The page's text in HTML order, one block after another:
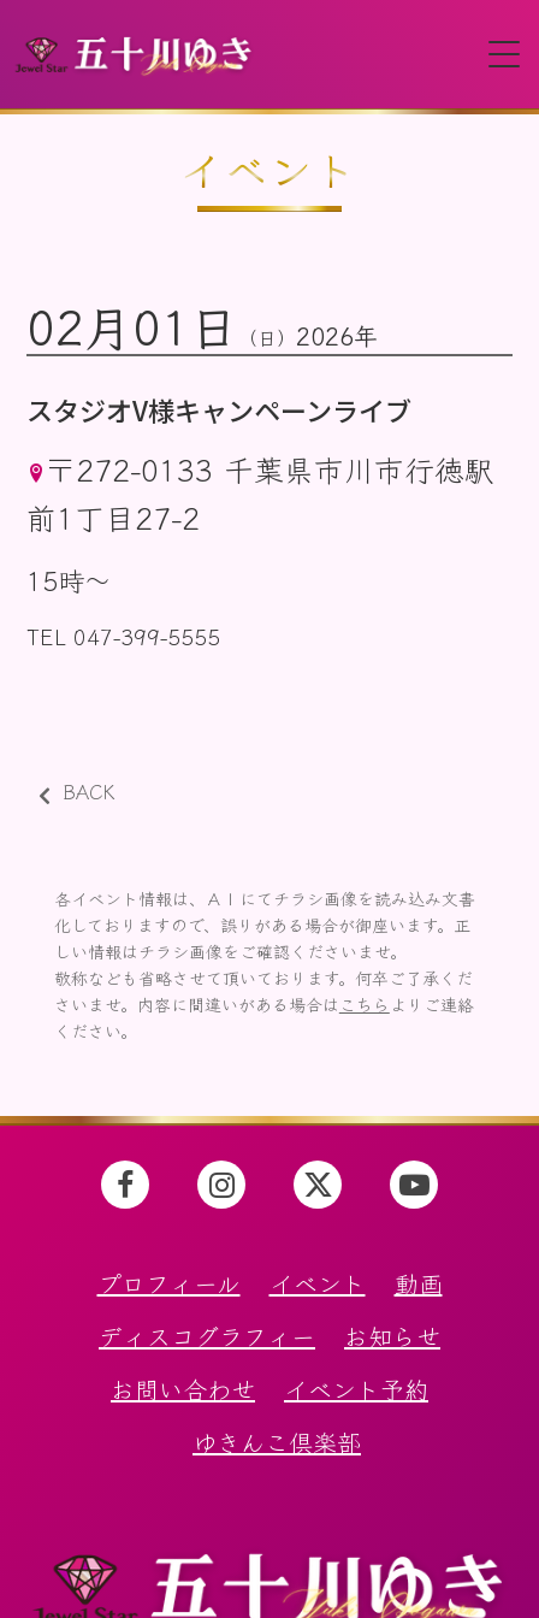
HOME
イベント
動画
ディスコグラフィー
イベント
02月01日 （日） 2026年
スタジオV様キャンペーンライブ
〒272-0133 千葉県市川市行徳駅
前1丁目27-2
15時〜
TEL 047-399-5555
BACK
各イベント情報は、ＡＩにてチラシ画像を読み込み文書
化しておりますので、誤りがある場合が御座います。正
しい情報はチラシ画像をご確認くださいませ。
敬称なども省略させて頂いております。何卒ご了承くだ
さいませ。内容に間違いがある場合は こちら よりご連絡
ください。
プロフィール イベント
動画
ディスコグラフィー
お知らせ
お問い合わせ
イベント予約
ゆきんこ倶楽部